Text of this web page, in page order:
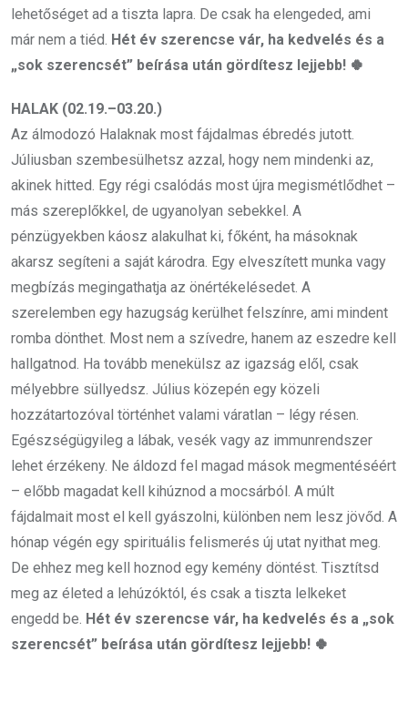
lehetőséget ad a tiszta lapra. De csak ha elengeded, ami
már nem a tiéd. Hét év szerencse vár, ha kedvelés és a
„sok szerencsét” beírása után gördítesz lejjebb! 🍀
HALAK (02.19.–03.20.)
Az álmodozó Halaknak most fájdalmas ébredés jutott.
Júliusban szembesülhetsz azzal, hogy nem mindenki az,
akinek hitted. Egy régi csalódás most újra megismétlődhet –
más szereplőkkel, de ugyanolyan sebekkel. A
pénzügyekben káosz alakulhat ki, főként, ha másoknak
akarsz segíteni a saját károdra. Egy elveszített munka vagy
megbízás megingathatja az önértékelésedet. A
szerelemben egy hazugság kerülhet felszínre, ami mindent
romba dönthet. Most nem a szívedre, hanem az eszedre kell
hallgatnod. Ha tovább menekülsz az igazság elől, csak
mélyebbre süllyedsz. Július közepén egy közeli
hozzátartozóval történhet valami váratlan – légy résen.
Egészségügyileg a lábak, vesék vagy az immunrendszer
lehet érzékeny. Ne áldozd fel magad mások megmentéséért
– előbb magadat kell kihúznod a mocsárból. A múlt
fájdalmait most el kell gyászolni, különben nem lesz jövőd. A
hónap végén egy spirituális felismerés új utat nyithat meg.
De ehhez meg kell hoznod egy kemény döntést. Tisztítsd
meg az életed a lehúzóktól, és csak a tiszta lelkeket
engedd be. Hét év szerencse vár, ha kedvelés és a „sok
szerencsét” beírása után gördítesz lejjebb! 🍀